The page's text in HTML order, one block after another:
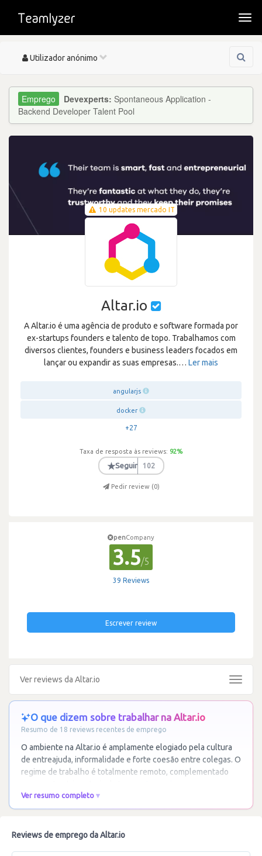
Toggle
Utilizador anónimo
Devexperts: Spontaneous Application -
Backend Developer Talent Pool
10 updates mercado IT
Altar.io
A Altar.io é uma agência de produto e software formada por
ex-startups founders e talento de topo. Trabalhamos com
diversos clientes, founders e business leaders focados em
lançar ou expandir as suas empresas.… Ler mais
angularjs
docker
+27
Taxa de resposta às reviews: 92%
★Seguir 102
Pedir review (0)
penCompany
3.5/5
39 Reviews
Escrever review
Ver reviews da Altar.io
Toggle
O que dizem sobre trabalhar na Altar.io
Resumo de 18 reviews recentes de emprego
O ambiente na Altar.io é amplamente elogiado pela cultura
de entreajuda, informalidade e forte coesão entre colegas. O
regime de trabalho é totalmente remoto, complementado
Ver resumo completo
Reviews de emprego da Altar.io